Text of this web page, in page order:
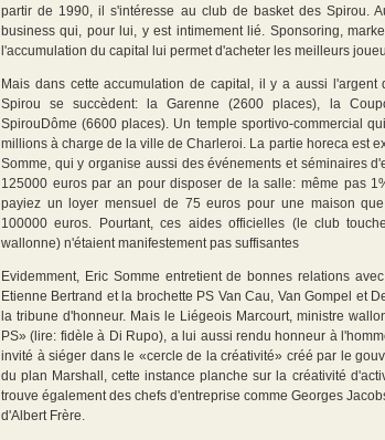
partir de 1990, il s'intéresse au club de basket des Spirou.
business qui, pour lui, y est intimement lié. Sponsoring,
l'accumulation du capital lui permet d'acheter les meilleurs
Mais dans cette accumulation de capital, il y a aussi
Spirou se succèdent: la Garenne (2600 places), la
SpirouDôme (6600 places). Un temple sportivo-commercial
millions à charge de la ville de Charleroi. La partie horeca est
Somme, qui y organise aussi des événements et séminaires
125000 euros par an pour disposer de la salle: même pas
payiez un loyer mensuel de 75 euros pour une maison
100000 euros. Pourtant, ces aides officielles (le club
wallonne) n'étaient manifestement pas suffisantes
Evidemment, Eric Somme entretient de bonnes relations
Etienne Bertrand et la brochette PS Van Cau, Van Gompel et
la tribune d'honneur. Mais le Liégeois Marcourt, ministre
PS» (lire: fidèle à Di Rupo), a lui aussi rendu honneur à
invité à siéger dans le «cercle de la créativité» créé par le
du plan Marshall, cette instance planche sur la créativité
trouve également des chefs d'entreprise comme Georges
d'Albert Frère.